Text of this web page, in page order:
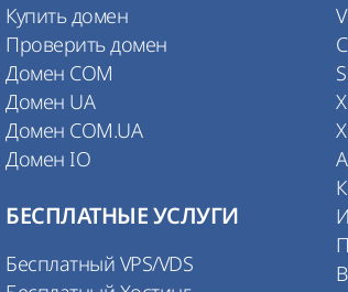
Купить домен
Проверить домен
Домен COM
Домен UA
Домен COM.UA
Домен IO
БЕСПЛАТНЫЕ УСЛУГИ
Бесплатный VPS/VDS